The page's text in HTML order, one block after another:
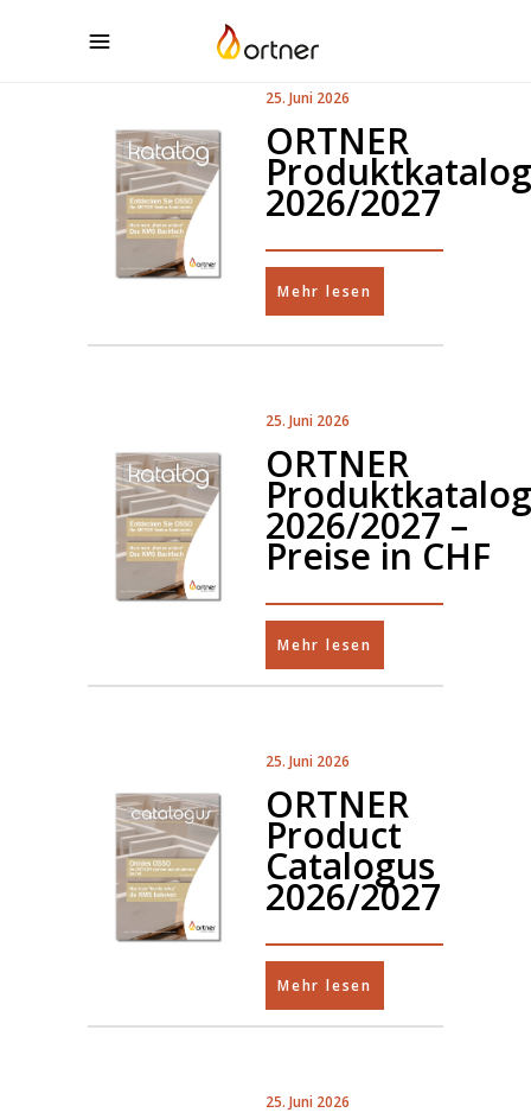
25. Juni 2026
ORTNER
Produktkatalog
2026/2027
Mehr lesen
25. Juni 2026
ORTNER
Produktkatalog
2026/2027 –
Preise in CHF
Mehr lesen
25. Juni 2026
ORTNER
Product
Catalogus
2026/2027
Mehr lesen
25. Juni 2026